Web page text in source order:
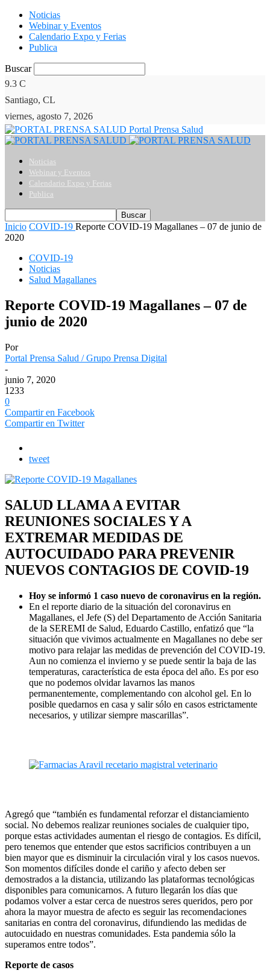
Noticias
Webinar y Eventos
Calendario Expo y Ferias
Publica
Buscar
9.3 C
Santiago, CL
viernes, agosto 7, 2026
Portal Prensa Salud
Noticias
Webinar y Eventos
Calendario Expo y Ferias
Publica
Inicio COVID-19 Reporte COVID-19 Magallanes – 07 de junio de
2020
COVID-19
Noticias
Salud Magallanes
Reporte COVID-19 Magallanes – 07 de
junio de 2020
Por
Portal Prensa Salud / Grupo Prensa Digital
-
junio 7, 2020
1233
0
Compartir en Facebook
Compartir en Twitter
tweet
SALUD LLAMA A EVITAR
REUNIONES SOCIALES Y A
EXTREMAR MEDIDAS DE
AUTOCUIDADO PARA PREVENIR
NUEVOS CONTAGIOS DE COVID-19
Hoy se informó 1 caso nuevo de coronavirus en la región.
En el reporte diario de la situación del coronavirus en
Magallanes, el Jefe (S) del Departamento de Acción Sanitaria
de la SEREMI de Salud, Eduardo Castillo, enfatizó que “la
situación que vivimos actualmente en Magallanes no debe ser
motivo para relajar las medidas de prevención del COVID-19.
Aun no comienza el invierno y se puede sentir la baja de las
temperaturas, característica de esta época del año. Es por eso
que no podemos olvidar lavarnos las manos
permanentemente, complementando con alcohol gel. En lo
posible quedarnos en casa y salir sólo en casos estrictamente
necesarios, y utilizar siempre mascarillas”.
Agregó que “también es fundamental reforzar el distanciamiento
social. No debemos realizar reuniones sociales de cualquier tipo,
porque estas actividades aumentan el riesgo de contagios. Es difícil,
pero tenemos que entender que estos sacrificios contribuyen a un
bien mayor que es disminuir la circulación viral y los casos nuevos.
Son momentos difíciles donde el cariño y afecto deben ser
demostrados a la distancia, utilizando las plataformas tecnológicas
disponibles para comunicarnos. A futuro llegarán los días que
podamos volver a estar cerca de nuestros seres queridos, pero por
ahora la mayor muestra de afecto es seguir las recomendaciones
sanitarias en contra del coronavirus, difundiendo las medidas de
autocuidado en nuestras comunidades. Esta pandemia sólo la
superamos entre todos”.
Reporte de casos